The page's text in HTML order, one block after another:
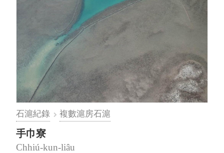
石滬紀錄 複數滬房石滬
手巾寮
Chhiú-kun-liâu